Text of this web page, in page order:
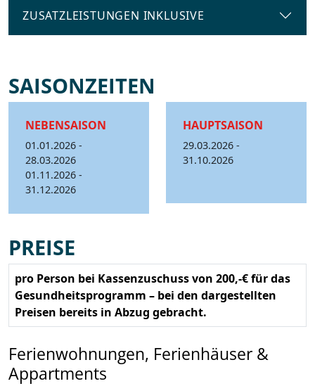
ZUSATZLEISTUNGEN INKLUSIVE
SAISONZEITEN
NEBENSAISON
01.01.2026 -
28.03.2026
01.11.2026 -
31.12.2026
HAUPTSAISON
29.03.2026 -
31.10.2026
PREISE
pro Person bei Kassenzuschuss von 200,-€ für das
Gesundheitsprogramm – bei den dargestellten
Preisen bereits in Abzug gebracht.
Ferienwohnungen, Ferienhäuser &
Appartments